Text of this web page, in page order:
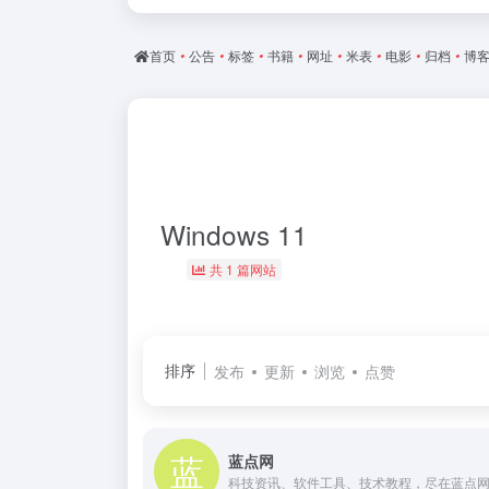
首页 • 公告 • 标签 • 书籍 • 网址 • 米表 • 电影 • 归档 • 博客
Windows 11
共 1 篇网站
排序 发布 更新 浏览 点赞
蓝点网